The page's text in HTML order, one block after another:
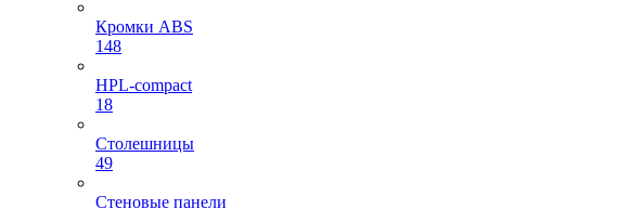
Кромки ABS
148
HPL-compact
18
Столешницы
49
Стеновые панели